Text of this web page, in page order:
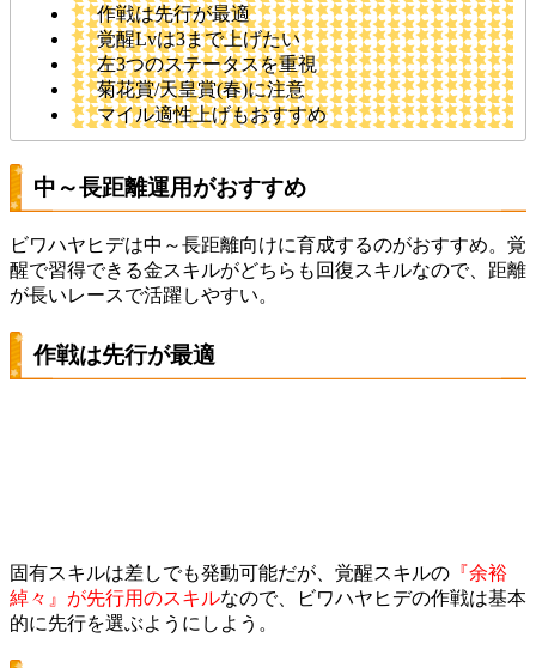
作戦は先行が最適
覚醒Lvは3まで上げたい
左3つのステータスを重視
菊花賞/天皇賞(春)に注意
マイル適性上げもおすすめ
中～長距離運用がおすすめ
ビワハヤヒデは中～長距離向けに育成するのがおすすめ。覚
醒で習得できる金スキルがどちらも回復スキルなので、距離
が長いレースで活躍しやすい。
作戦は先行が最適
固有スキルは差しでも発動可能だが、覚醒スキルの 『余裕
綽々』が先行用のスキルなので、ビワハヤヒデの作戦は基本
的に先行を選ぶようにしよう。